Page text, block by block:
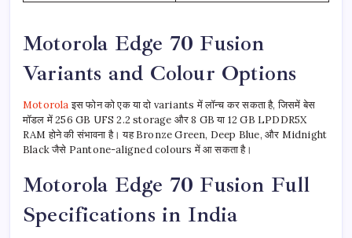
Motorola Edge 70 Fusion
Variants and Colour Options
Motorolaइस फोन को एक या दो variants में लॉन्च कर सकता है, जिसमें बेस
मॉडल में 256 GB UFS 2.2 storage और 8 GB या 12 GB LPDDR5X
RAM होने की संभावना है। यह Bronze Green, Deep Blue, और Midnight
Black जैसे Pantone-aligned colours में आ सकता है।
Motorola Edge 70 Fusion Full
Specifications in India